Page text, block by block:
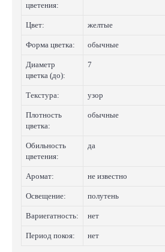
цветения:
Цвет: желтые
Форма цветка: обычные
Диаметр
цветка (до):
7
Текстура: узор
Плотность
цветка:
обычные
Обильность
цветения:
да
Аромат: не известно
Освещение: полутень
Вариегатность: нет
Период покоя: нет